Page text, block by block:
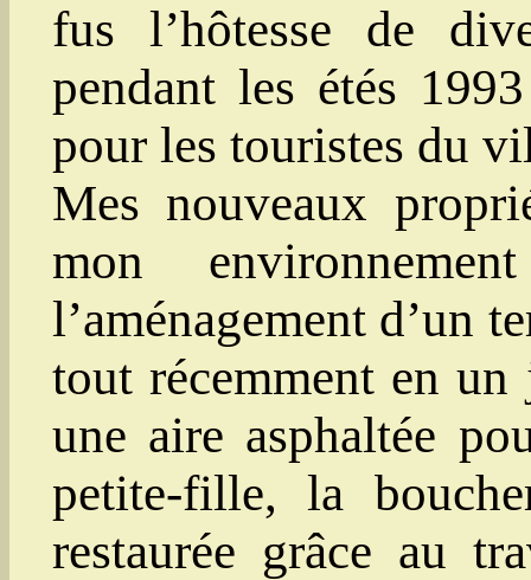
fus l’hôtesse de
pendant les étés
pour les touristes du
Mes nouveaux
mon
l’aménagement d’un
tout récemment en
une aire asphaltée
petite-fille, la
restaurée grâce au